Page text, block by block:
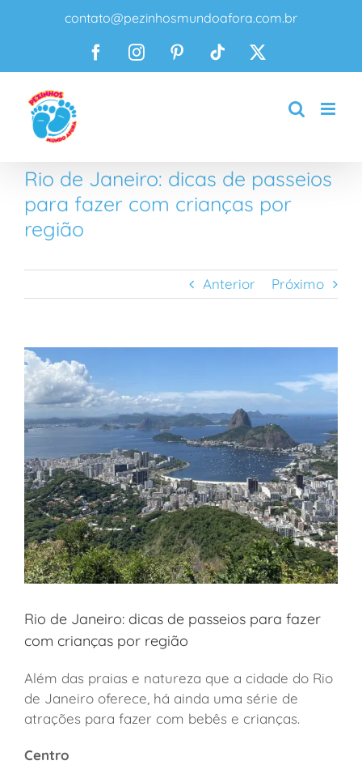
conteúdo
contato@pezinhosmundoafora.com.br
FacebookInstagramPinterestTiktok
Rio de Janeiro: dicas de passeios
para fazer com crianças por
região
Anterior Próximo
Rio de Janeiro: dicas de passeios para fazer
com crianças por região
Além das praias e natureza que a cidade do Rio
de Janeiro oferece, há ainda uma série de
atrações para fazer com bebês e crianças.
Centro